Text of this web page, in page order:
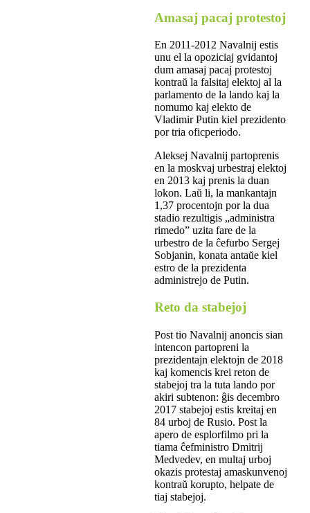
Amasaj pacaj protestoj
En 2011-2012 Navalnij estis
unu el la opoziciaj gvidantoj
dum amasaj pacaj protestoj
kontraŭ la falsitaj elektoj al la
parlamento de la lando kaj la
nomumo kaj elekto de
Vladimir Putin kiel prezidento
por tria oficperiodo.
Aleksej Navalnij partoprenis
en la moskvaj urbestraj elektoj
en 2013 kaj prenis la duan
lokon. Laŭ li, la mankantajn
1,37 procentojn por la dua
stadio rezultigis „administra
rimedo” uzita fare de la
urbestro de la ĉefurbo Sergej
Sobjanin, konata antaŭe kiel
estro de la prezidenta
administrejo de Putin.
Reto da stabejoj
Post tio Navalnij anoncis sian
intencon partopreni la
prezidentajn elektojn de 2018
kaj komencis krei reton de
stabejoj tra la tuta lando por
akiri subtenon: ĝis decembro
2017 stabejoj estis kreitaj en
84 urboj de Rusio. Post la
apero de esplorfilmo pri la
tiama ĉefministro Dmitrij
Medvedev, en multaj urboj
okazis protestaj amaskunvenoj
kontraŭ korupto, helpate de
tiaj stabejoj.